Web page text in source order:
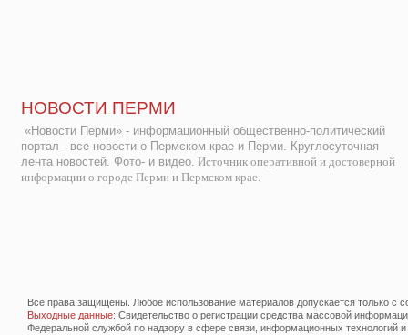
НОВОСТИ ПЕРМИ
«Новости Перми» - информационный общественно-политический
портал - все новости о Пермском крае и Перми. Круглосуточная
лента новостей. Фото- и видео. Источник оперативной и достоверной
информации о городе Перми и Пермском крае.
Все права защищены. Любое использование материалов допускается только с
Выходные данные: Свидетельство о регистрации средства массовой
Федеральной службой по надзору в сфере связи, информационных технологий